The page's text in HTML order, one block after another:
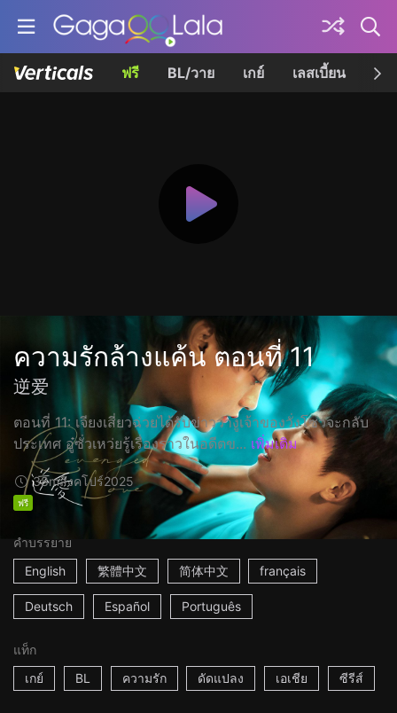
ฟรี BL/วาย เกย์ เลสเบี้ยน เค
ความรักล้างแค้น ตอนที่ 11
逆爱
ตอนที่ 11: เจียงเสี่ยวฉ่วยได้รับข่าวว่างูเจ้าของวั่งโซวจะกลับ
ประเทศ อู๋ซั่วเหว่ยรู้เรื่องราวในอดีตข... เพิ่มเติม
38mสิงคโปร์2025
ฟรี
คำบรรยาย
English
繁體中文 简体中文 français
Deutsch Español Português
แท็ก
เกย์
BL ความรัก ดัดแปลง เอเชีย ซีรีส์